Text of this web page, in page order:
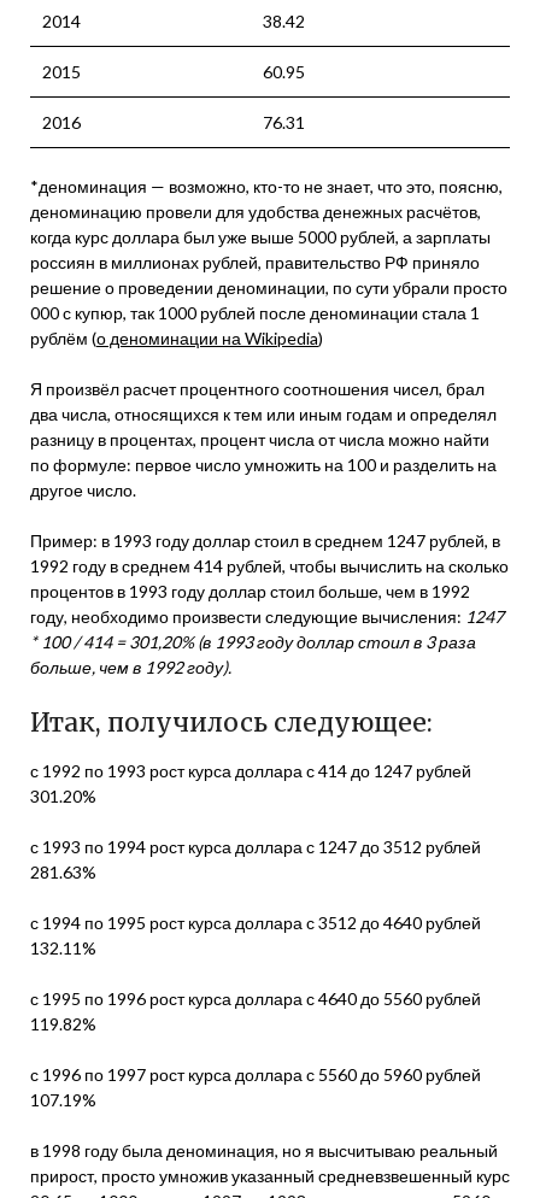
2014 38.42
2015 60.95
2016 76.31
*деноминация — возможно, кто-то не знает, что это, поясню,
деноминацию провели для удобства денежных расчётов,
когда курс доллара был уже выше 5000 рублей, а зарплаты
россиян в миллионах рублей, правительство РФ приняло
решение о проведении деноминации, по сути убрали просто
000 с купюр, так 1000 рублей после деноминации стала 1
рублём (о деноминации на Wikipedia)
Я произвёл расчет процентного соотношения чисел, брал
два числа, относящихся к тем или иным годам и определял
разницу в процентах, процент числа от числа можно найти
по формуле: первое число умножить на 100 и разделить на
другое число.
Пример: в 1993 году доллар стоил в среднем 1247 рублей, в
1992 году в среднем 414 рублей, чтобы вычислить на сколько
процентов в 1993 году доллар стоил больше, чем в 1992
году, необходимо произвести следующие вычисления: 1247
* 100 / 414 = 301,20% (в 1993 году доллар стоил в 3 раза
больше, чем в 1992 году).
Итак, получилось следующее:
с 1992 по 1993 рост курса доллара с 414 до 1247 рублей
301.20%
с 1993 по 1994 рост курса доллара с 1247 до 3512 рублей
281.63%
с 1994 по 1995 рост курса доллара с 3512 до 4640 рублей
132.11%
с 1995 по 1996 рост курса доллара с 4640 до 5560 рублей
119.82%
с 1996 по 1997 рост курса доллара с 5560 до 5960 рублей
107.19%
в 1998 году была деноминация, но я высчитываю реальный
прирост, просто умножив указанный средневзвешенный курс